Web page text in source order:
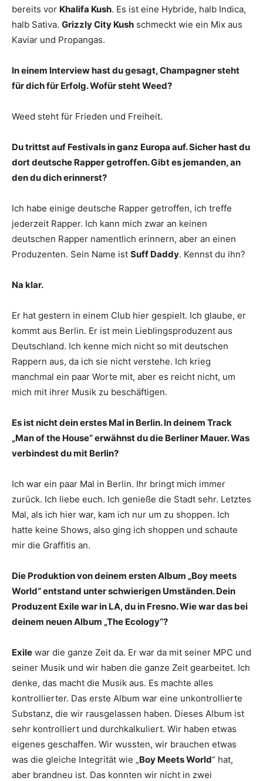
bereits vor Khalifa Kush. Es ist eine Hybride, halb Indica,
halb Sativa. Grizzly City Kush schmeckt wie ein Mix aus
Kaviar und Propangas.
In einem Interview hast du gesagt, Champagner steht
für dich für Erfolg. Wofür steht Weed?
Weed steht für Frieden und Freiheit.
Du trittst auf Festivals in ganz Europa auf. Sicher hast du
dort deutsche Rapper getroffen. Gibt es jemanden, an
den du dich erinnerst?
Ich habe einige deutsche Rapper getroffen, ich treffe
jederzeit Rapper. Ich kann mich zwar an keinen
deutschen Rapper namentlich erinnern, aber an einen
Produzenten. Sein Name ist Suff Daddy. Kennst du ihn?
Na klar.
Er hat gestern in einem Club hier gespielt. Ich glaube, er
kommt aus Berlin. Er ist mein Lieblingsproduzent aus
Deutschland. Ich kenne mich nicht so mit deutschen
Rappern aus, da ich sie nicht verstehe. Ich krieg
manchmal ein paar Worte mit, aber es reicht nicht, um
mich mit ihrer Musik zu beschäftigen.
Es ist nicht dein erstes Mal in Berlin. In deinem Track
„Man of the House“ erwähnst du die Berliner Mauer. Was
verbindest du mit Berlin?
Ich war ein paar Mal in Berlin. Ihr bringt mich immer
zurück. Ich liebe euch. Ich genieße die Stadt sehr. Letztes
Mal, als ich hier war, kam ich nur um zu shoppen. Ich
hatte keine Shows, also ging ich shoppen und schaute
mir die Graffitis an.
Die Produktion von deinem ersten Album „Boy meets
World“ entstand unter schwierigen Umständen. Dein
Produzent Exile war in LA, du in Fresno. Wie war das bei
deinem neuen Album „The Ecology“?
Exile war die ganze Zeit da. Er war da mit seiner MPC und
seiner Musik und wir haben die ganze Zeit gearbeitet. Ich
denke, das macht die Musik aus. Es machte alles
kontrollierter. Das erste Album war eine unkontrollierte
Substanz, die wir rausgelassen haben. Dieses Album ist
sehr kontrolliert und durchkalkuliert. Wir haben etwas
eigenes geschaffen. Wir wussten, wir brauchen etwas
was die gleiche Integrität wie „Boy Meets World“ hat,
aber brandneu ist. Das konnten wir nicht in zwei